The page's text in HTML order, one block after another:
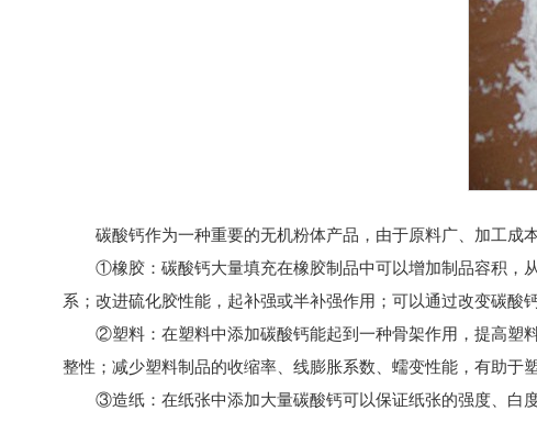
碳酸钙作为一种重要的无机粉体产品，由于原料广、加工成
①橡胶：碳酸钙大量填充在橡胶制品中可以增加制品容积，
系；改进硫化胶性能，起补强或半补强作用；可以通过改变碳酸
②塑料：在塑料中添加碳酸钙能起到一种骨架作用，提高塑
整性；减少塑料制品的收缩率、线膨胀系数、蠕变性能，有助于
③造纸：在纸张中添加大量碳酸钙可以保证纸张的强度、白